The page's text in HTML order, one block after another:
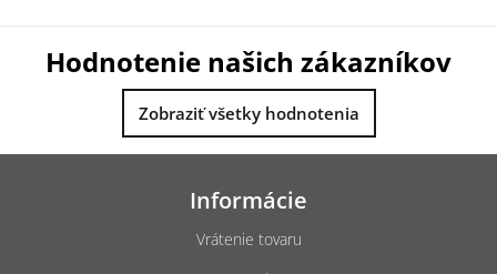
Hodnotenie našich zákazníkov
Zobraziť všetky hodnotenia
Informácie
Vrátenie tovaru